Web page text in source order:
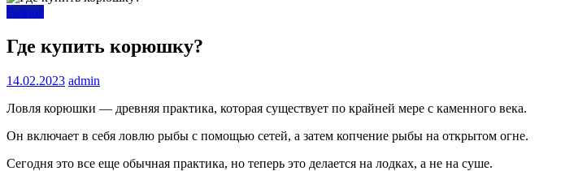
Разное
Где купить корюшку?
14.02.2023 admin
Ловля корюшки — древняя практика, которая существует по крайней мере с каменного века.
Он включает в себя ловлю рыбы с помощью сетей, а затем копчение рыбы на открытом огне.
Сегодня это все еще обычная практика, но теперь это делается на лодках, а не на суше.